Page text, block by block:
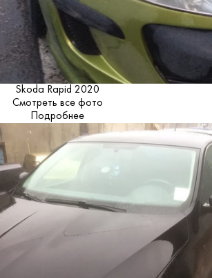
Skoda Rapid 2020
Смотреть все фото
Подробнее